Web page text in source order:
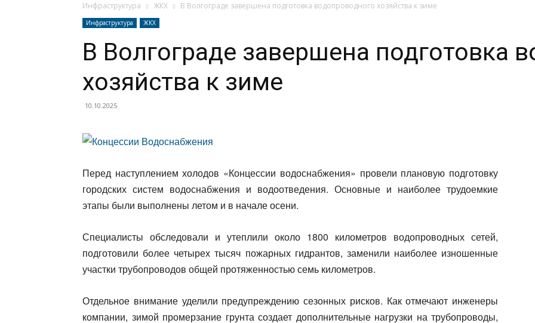
Инфраструктура ЖКХ В Волгограде завершена подготовка водопроводного хозяйства к зиме
Инфраструктура ЖКХ
В Волгограде завершена подготовка
хозяйства к зиме
10.10.2025
Перед наступлением холодов «Концессии водоснабжения» провели плановую подготовку
городских систем водоснабжения и водоотведения. Основные и наиболее трудоемкие
этапы были выполнены летом и в начале осени.
Специалисты обследовали и утеплили около 1800 километров водопроводных сетей,
подготовили более четырех тысяч пожарных гидрантов, заменили наиболее изношенные
участки трубопроводов общей протяженностью семь километров.
Отдельное внимание уделили предупреждению сезонных рисков. Как отмечают инженеры
компании, зимой промерзание грунта создает дополнительные нагрузки на трубопроводы,